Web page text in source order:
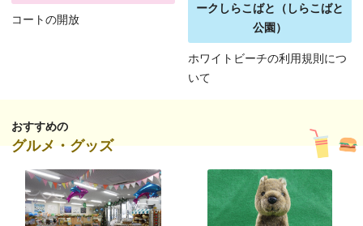
コートの開放
ークしらこばと（しらこばと
公園）
ホワイトビーチの利用規則につ
いて
おすすめの
グルメ・グッズ